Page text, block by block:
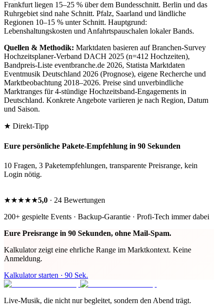
Frankfurt liegen 15–25 % über dem Bundesschnitt. Berlin und das
Ruhrgebiet sind nahe Schnitt. Pfalz, Saarland und ländliche
Regionen 10–15 % unter Schnitt. Hauptgrund:
Lebenshaltungskosten und Anfahrtspauschalen lokaler Bands.
Quellen & Methodik: Marktdaten basieren auf Branchen-Survey
Hochzeitsplaner-Verband DACH 2025 (n=412 Hochzeiten),
Bandpreis-Liste eventbranche.de 2026, Statista Marktdaten
Eventmusik Deutschland 2026 (Prognose), eigene Recherche und
Marktbeobachtung 2018–2026. Preise sind unverbindliche
Marktranges für 4-stündige Hochzeitsband-Engagements in
Deutschland. Konkrete Angebote variieren je nach Region, Datum
und Saison.
★ Direkt-Tipp
Eure persönliche Pakete-Empfehlung in 90 Sekunden
10 Fragen, 3 Paketempfehlungen, transparente Preisrange, kein
Login nötig.
★★★★★5,0 · 24 Bewertungen
200+ gespielte Events · Backup-Garantie · Profi-Tech immer dabei
Eure Preisrange in 90 Sekunden, ohne Mail-Spam.
Kalkulator zeigt eine ehrliche Range im Marktkontext. Keine
Anmeldung.
Kalkulator starten · 90 Sek.
Live-Musik, die nicht nur begleitet, sondern den Abend trägt.